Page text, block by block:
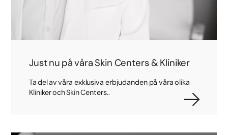
Just nu på våra Skin Centers & Kliniker
Ta del av våra exklusiva erbjudanden på våra olika
Kliniker och Skin Centers..